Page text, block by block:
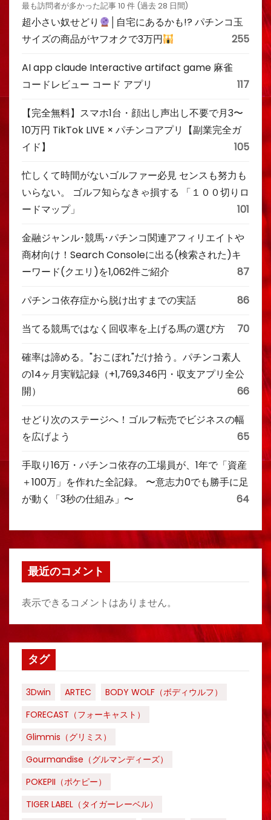
最も訪問者が多かった記事 10 件 (過去 28 日間)
超小さい奴せどり
│自宅にあるかも!? パチンコ玉
サイズの商品がヤフオクで3万円
255
AI app claude Interactive artifact game 麻雀
コードレビュー コード アプリ
117
【完全無料】スマホ1台・顔出し声出し不要で月3〜
10万円 TikTok LIVE × パチンコアプリ【副業完全ガ
イド】
105
忙しくて時間がないゴルファー必見 センスも努力も
いらない。 ゴルフ知らなきゃ損する 「１００切りロ
ードマップ」
101
金融ジャンル･競馬･パチンコ関連アフィリエイトや
商材向け！Search Consoleに出る(検索された)キ
ーワード(クエリ)を1,062件ご紹介
87
パチンコ依存症から脱け出すまでの実話 86
当てる競馬ではなく回収率を上げる馬の選び方 70
確率は諦める。"おこぼれ"だけ拾う。パチンコ素人
の14ヶ月実戦記録（+1,769,346円・収支アプリ全公
開）
66
せどり次のステージへ！ゴルフ転売でビジネスの幅
を広げよう
65
手取り16万・パチンコ依存の工場員が、1年で「資産
＋100万」を作れた全記録。 〜意志力0でも勝手に足
が動く「3秒の仕組み」〜
64
最近のコメント
表示できるコメントはありません。
タグ
3Dwin ARTEC
BODY WOLF（ボディウルフ）
FORECAST（フォーキャスト）
Glimmis（グリミス）
Gourmandise（グルマンディーズ）
POKEPII（ポケピー）
TIGER LABEL（タイガーレーベル）